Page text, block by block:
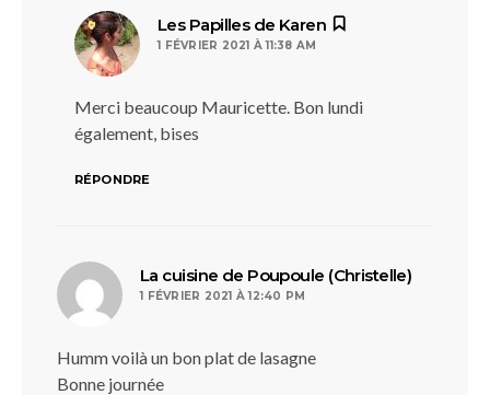
Les Papilles de Karen
1 FÉVRIER 2021 À 11:38 AM
Merci beaucoup Mauricette. Bon lundi
également, bises
RÉPONDRE
La cuisine de Poupoule (Christelle)
1 FÉVRIER 2021 À 12:40 PM
Humm voilà un bon plat de lasagne
Bonne journée